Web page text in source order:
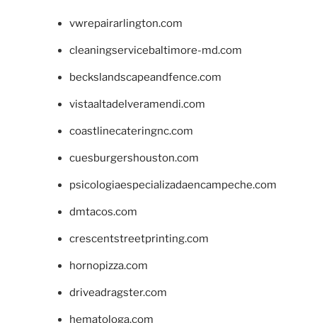
vwrepairarlington.com
cleaningservicebaltimore-md.com
beckslandscapeandfence.com
vistaaltadelveramendi.com
coastlinecateringnc.com
cuesburgershouston.com
psicologiaespecializadaencampeche.com
dmtacos.com
crescentstreetprinting.com
hornopizza.com
driveadragster.com
hematologa.com